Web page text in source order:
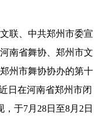
联、中共郑州市委宣
南省舞协、郑州市文
州市舞协协办的第十
日在河南省郑州市闭
于7月28日至8月2日